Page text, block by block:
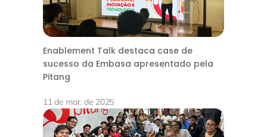
Enablement Talk destaca case de
sucesso da Embasa apresentado pela
Pitang
11 de mar. de 2025